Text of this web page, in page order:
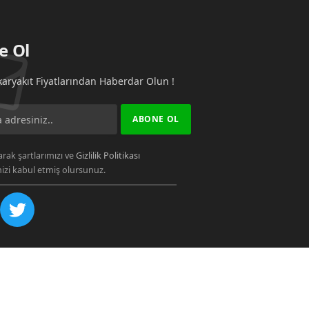
Ol
Fiyatlarından Haberdar Olun !
şartlarımızı veGizlilik Politikası
kabul etmiş olursunuz.